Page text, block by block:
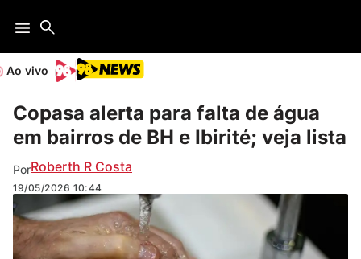
Ao vivo
Copasa alerta para falta de água
em bairros de BH e Ibirité; veja lista
PorRoberth R Costa
19/05/2026 10:44